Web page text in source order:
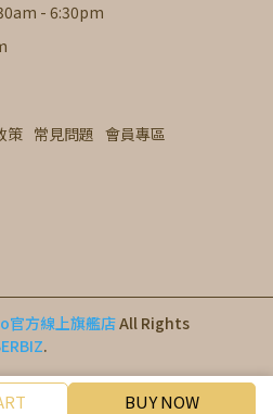
BUY NOW
- 6:30pm
策 常見問題 會員專區
官方線上旗艦店All Rights
.